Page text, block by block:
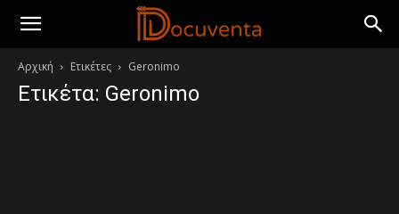
Αρχική Ετικέτες Geronimo
Ετικέτα: Geronimo